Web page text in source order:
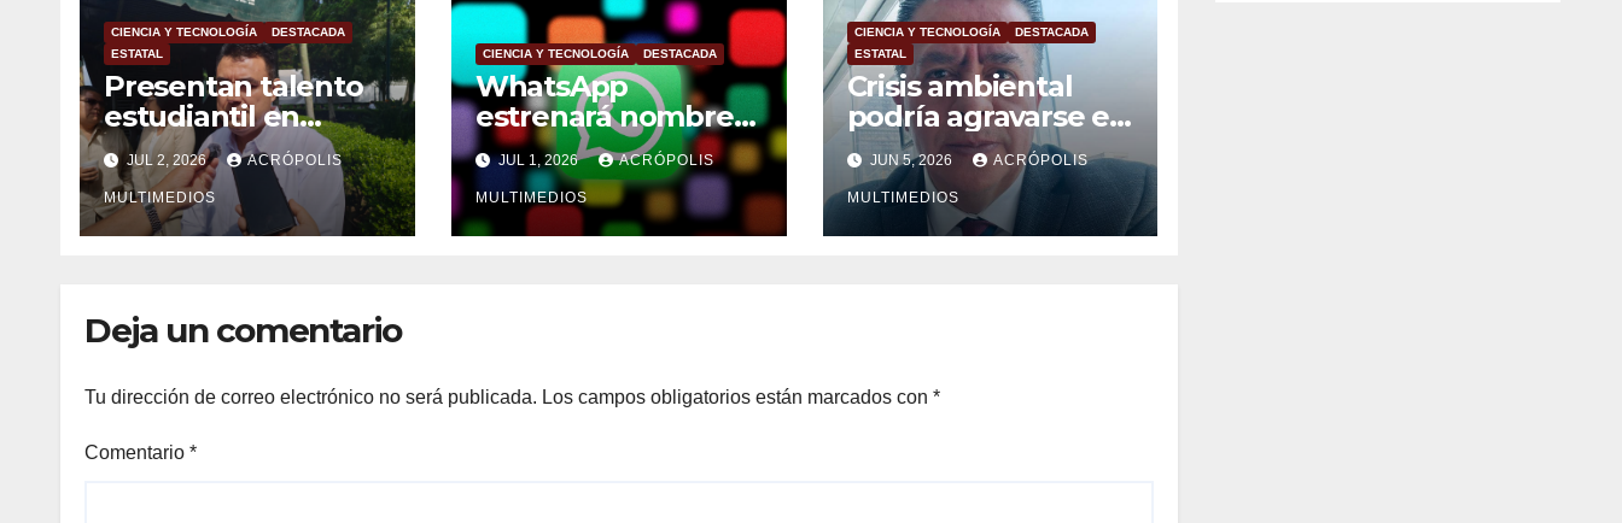
CIENCIA Y TECNOLOGÍA
DESTACADA
ESTATAL
Presentan talento
estudiantil en
Veracruz
JUL 2, 2026 ACRÓPOLIS
MULTIMEDIOS
CIENCIA Y TECNOLOGÍA DESTACADA
WhatsApp
estrenará nombres
de usuario sin
número telefónico
JUL 1, 2026 ACRÓPOLIS
MULTIMEDIOS
CIENCIA Y TECNOLOGÍA
DESTACADA
ESTATAL
Crisis ambiental
podría agravarse en
México
JUN 5, 2026 ACRÓPOLIS
MULTIMEDIOS
Deja un comentario
Tu dirección de correo electrónico no será publicada. Los campos obligatorios están marcados con *
Comentario *